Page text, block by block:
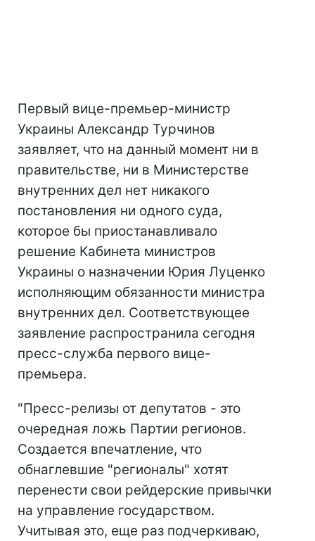
Первый вице-премьер-министр
Украины Александр Турчинов
заявляет, что на данный момент ни в
правительстве, ни в Министерстве
внутренних дел нет никакого
постановления ни одного суда,
которое бы приостанавливало
решение Кабинета министров
Украины о назначении Юрия Луценко
исполняющим обязанности министра
внутренних дел. Соответствующее
заявление распространила сегодня
пресс-служба первого вице-
премьера.
"Пресс-релизы от депутатов - это
очередная ложь Партии регионов.
Создается впечатление, что
обнаглевшие "регионалы" хотят
перенести свои рейдерские привычки
на управление государством.
Учитывая это, еще раз подчеркиваю,